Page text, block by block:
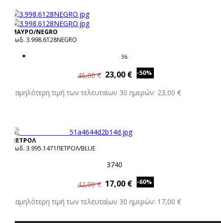
ΜΑΥΡΟ/NEGRO
Κωδ. 3.998.6128NEGRO
36
46,00 € 23,00 € -50%
Χαμηλότερη τιμή των τελευταίων 30 ημερών: 23,00 €
ΠΕΤΡΟΛ
Κωδ. 3.995.1471ΠΕΤΡΟΛ/BLUE
3740
42,00 € 17,00 € -60%
Χαμηλότερη τιμή των τελευταίων 30 ημερών: 17,00 €